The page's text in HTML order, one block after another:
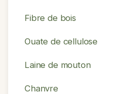
Fibre de bois
Ouate de cellulose
Laine de mouton
Chanvre